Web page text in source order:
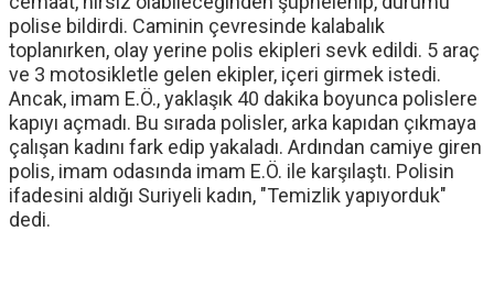
polise bildirdi. Caminin çevresinde kalabalık
toplanırken, olay yerine polis ekipleri sevk edildi. 5 araç
ve 3 motosikletle gelen ekipler, içeri girmek istedi.
Ancak, imam E.Ö., yaklaşık 40 dakika boyunca polislere
kapıyı açmadı. Bu sırada polisler, arka kapıdan çıkmaya
çalışan kadını fark edip yakaladı. Ardından camiye giren
polis, imam odasında imam E.Ö. ile karşılaştı. Polisin
ifadesini aldığı Suriyeli kadın, "Temizlik yapıyorduk"
dedi.